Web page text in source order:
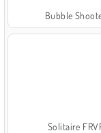
Bubble
Solitaire